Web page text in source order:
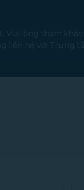
Vui lòng tham
liên hệ với Trung